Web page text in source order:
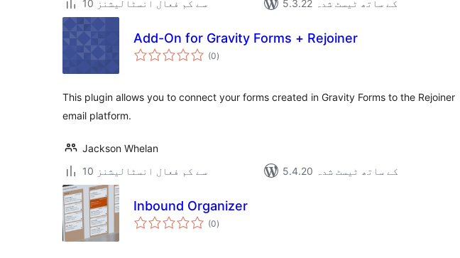
10 سے کم فعال انسٹالیشنز
5.3.22 کے ساتھ ٹیسٹ شدہ
Add-On for Gravity Forms + Rejoiner
(0مجموعی
درجہ
)
This plugin allows you to connect your forms created in Gravity Forms to the Rejoiner
email platform.
Jackson Whelan
10 سے کم فعال انسٹالیشنز
5.4.20 کے ساتھ ٹیسٹ شدہ
Inbound Organizer
(0مجموعی
درجہ
)